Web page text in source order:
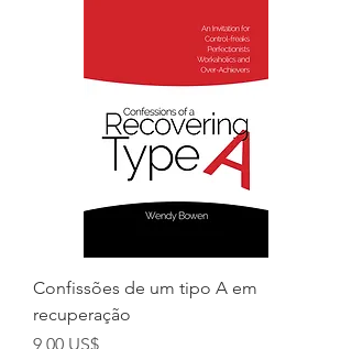
Confissões de um tipo A em
recuperação
Preço
9,00 US$